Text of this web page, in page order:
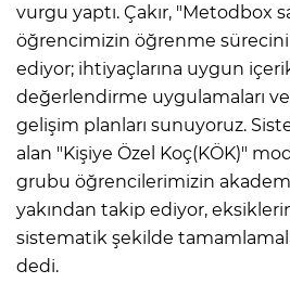
vurgu yaptı. Çakır, "Metodbox
öğrencimizin öğrenme sürecini
ediyor; ihtiyaçlarına uygun
değerlendirme uygulamaları
gelişim planları sunuyoruz.
alan "Kişiye Özel Koç(KÖK)"
grubu öğrencilerimizin
yakından takip ediyor,
sistematik şekilde
dedi.